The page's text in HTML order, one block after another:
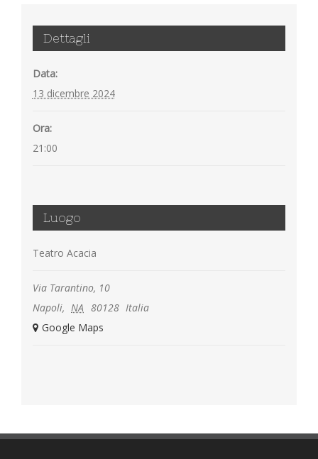
Dettagli
Data:
13 dicembre 2024
Ora:
21:00
Luogo
Teatro Acacia
Via Tarantino, 10
Napoli, NA 80128 Italia
+ Google Maps